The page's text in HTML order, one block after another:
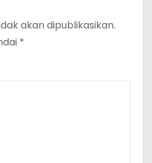
akan dipublikasikan.
*